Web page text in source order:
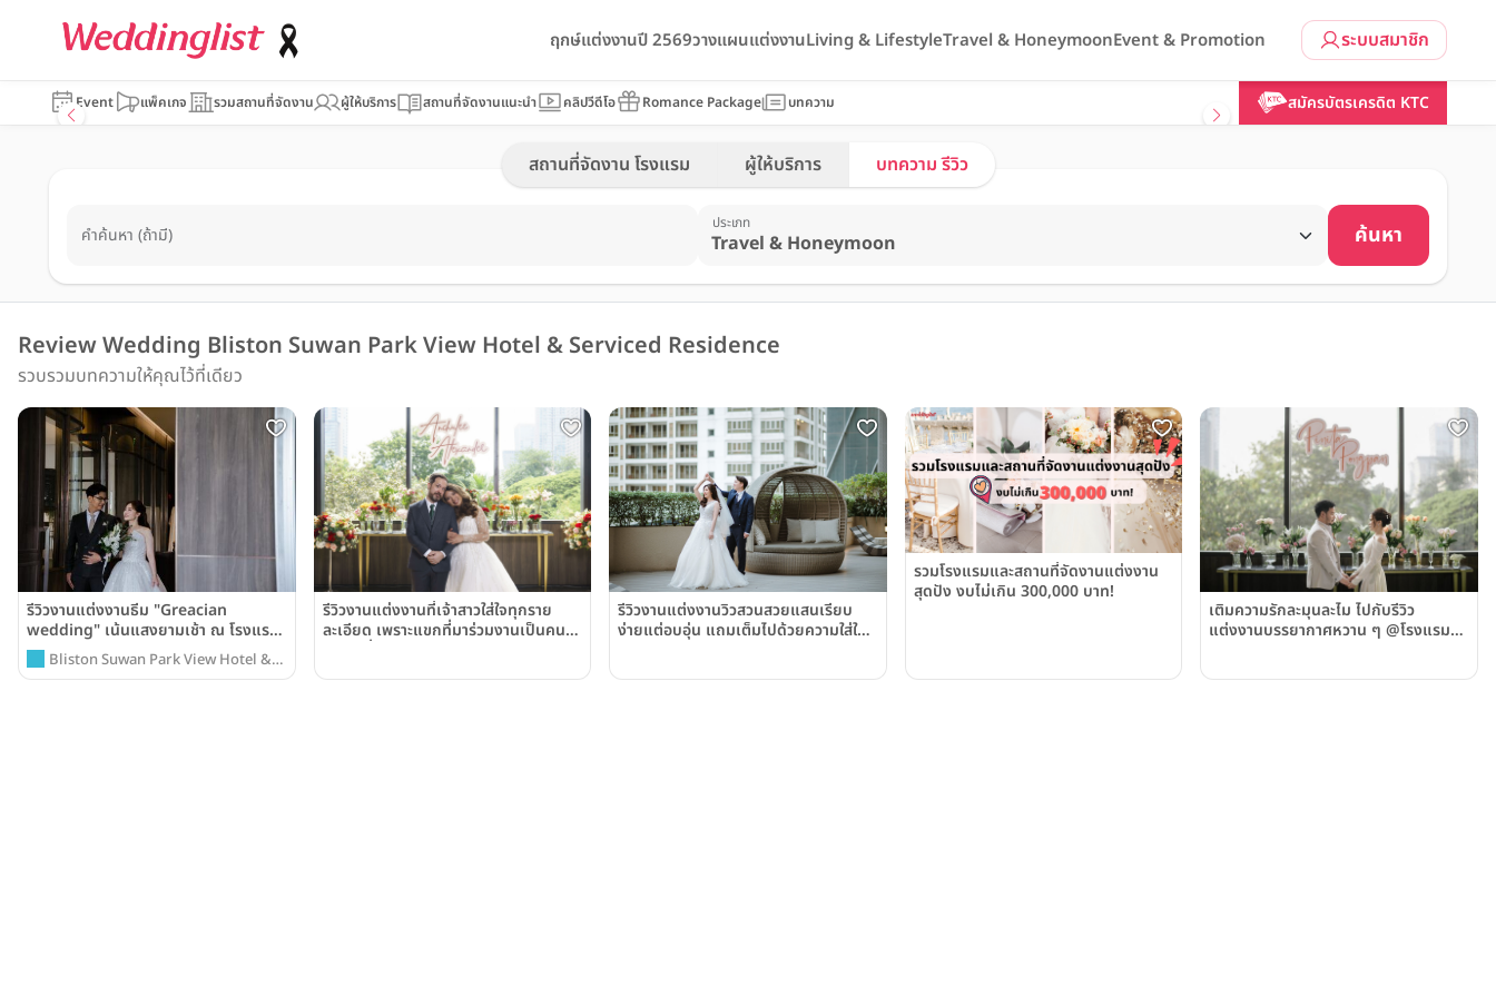
ระบบสมาชิก
ฤกษ์แต่งงานปี 2569วางแผนแต่งงานLiving & LifestyleTravel & HoneymoonEvent & Promotion
Event แพ็คเกจ รวมสถานที่จัดงาน ผู้ให้บริการ สถานที่จัดงานแนะนำ คลิปวีดีโอ Romance Package บทความ สมัครบัตรเครดิต KTC
สถานที่จัดงาน โรงแรม ผู้ให้บริการ บทความ รีวิว
คำค้นหา (ถ้ามี)
ประเภท ค้นหา
Review Wedding Bliston Suwan Park View Hotel & Serviced Residence
รวบรวมบทความให้คุณไว้ที่เดียว
รีวิวงานแต่งงานธีม "Greacian
wedding" เน้นแสงยามเช้า ณ โรงแรม
บลิสตัน สุวรรณ พาร์ควิว (Bliston
Suwan Park View Hotel &
Bliston Suwan Park View Hotel &
Serviced Residence
รีวิวงานแต่งงานที่เจ้าสาวใส่ใจทุกราย
ละเอียด เพราะแขกที่มาร่วมงานเป็นคน
รีวิวงานแต่งงานวิวสวนสวยแสนเรียบ
ง่ายแต่อบอุ่น แถมเต็มไปด้วยความใส่ใจ
รวมโรงแรมและสถานที่จัดงานแต่งงาน
สุดปัง งบไม่เกิน 300,000 บาท!
เติมความรักละมุนละไม ไปกับรีวิว
แต่งงานบรรยากาศหวาน ๆ @โรงแรมบ